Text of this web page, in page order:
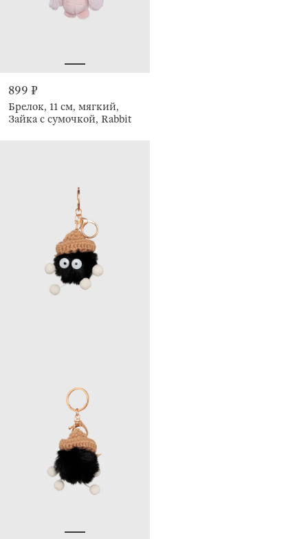
899 ₽
Брелок, 11 см, мягкий,
Зайка с сумочкой, Rabbit